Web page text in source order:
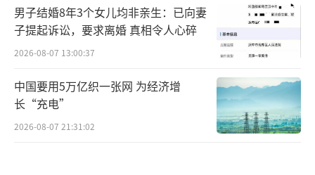
男子结婚8年3个女儿均非亲生：已向妻
子提起诉讼，要求离婚 真相令人心碎
2026-08-07 13:00:37
中国要用5万亿织一张网 为经济增
长“充电”
2026-08-07 21:31:02